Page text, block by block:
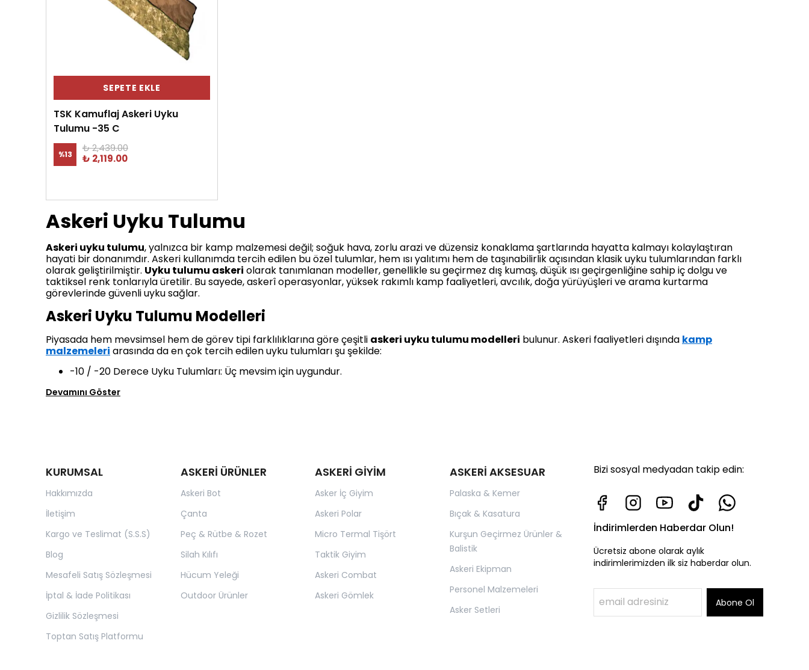
SEPETE EKLE
TSK Kamuflaj Askeri Uyku
Tulumu -35 C
%13
₺ 2,439.00
₺ 2,119.00
Askeri Uyku Tulumu
Askeri uyku tulumu, yalnızca bir kamp malzemesi değil; soğuk hava, zorlu arazi ve düzensiz konaklama şartlarında hayatta kalmayı kolaylaştıran
hayati bir donanımdır. Askeri kullanımda tercih edilen bu özel tulumlar, hem ısı yalıtımı hem de taşınabilirlik açısından klasik uyku tulumlarından farklı
olarak geliştirilmiştir. Uyku tulumu askeri olarak tanımlanan modeller, genellikle su geçirmez dış kumaş, düşük ısı geçirgenliğine sahip iç dolgu ve
taktiksel renk tonlarıyla üretilir. Bu sayede, askerî operasyonlar, yüksek rakımlı kamp faaliyetleri, avcılık, doğa yürüyüşleri ve arama kurtarma
görevlerinde güvenli uyku sağlar.
Askeri Uyku Tulumu Modelleri
Piyasada hem mevsimsel hem de görev tipi farklılıklarına göre çeşitli askeri uyku tulumu modelleri bulunur. Askeri faaliyetleri dışında kamp
malzemeleri arasında da en çok tercih edilen uyku tulumları şu şekilde:
-10 / -20 Derece Uyku Tulumları: Üç mevsim için uygundur.
Devamını Göster
KURUMSAL
Hakkımızda
İletişim
Kargo ve Teslimat (S.S.S)
Blog
Mesafeli Satış Sözleşmesi
İptal & İade Politikası
Gizlilik Sözleşmesi
Toptan Satış Platformu
ASKERİ ÜRÜNLER
Askeri Bot
Çanta
Peç & Rütbe & Rozet
Silah Kılıfı
Hücum Yeleği
Outdoor Ürünler
ASKERİ GİYİM
Asker İç Giyim
Askeri Polar
Micro Termal Tişört
Taktik Giyim
Askeri Combat
Askeri Gömlek
ASKERİ AKSESUAR
Palaska & Kemer
Bıçak & Kasatura
Kurşun Geçirmez Ürünler &
Balistik
Askeri Ekipman
Personel Malzemeleri
Asker Setleri
Bizi sosyal medyadan takip edin:
İndirimlerden Haberdar Olun!
Ücretsiz abone olarak aylık
indirimlerimizden ilk siz haberdar olun.
Abone Ol